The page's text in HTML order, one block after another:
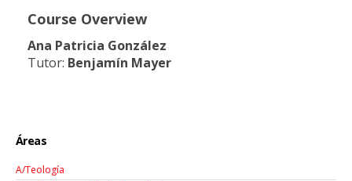
Course Overview
Ana Patricia González
Tutor: Benjamín Mayer
Áreas
A/Teología